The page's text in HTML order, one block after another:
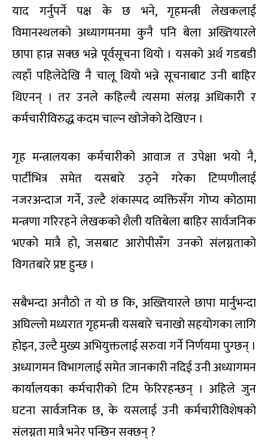
याद गर्नुपर्ने पक्ष के छ भने, गृहमन्त्री लेखकलाई
विमानस्थलको अध्यागमनमा कुनै पनि बेला अख्तियारले
छापा हान्न सक्छ भन्ने पूर्वसूचना थियो । यसको अर्थ गडबडी
त्यहाँ पहिलेदेखि नै चालू थियो भन्ने सूचनाबाट उनी बाहिर
थिएनन् । तर उनले कहिल्यै त्यसमा संलग्न अधिकारी र
कर्मचारीविरुद्ध कदम चाल्न खोजेको देखिएन ।
गृह मन्त्रालयका कर्मचारीको आवाज त उपेक्षा भयो नै,
पार्टीभित्र समेत यसबारे उठ्ने गरेका टिप्पणीलाई
नजरअन्दाज गर्ने, उल्टै शंकास्पद व्यक्तिसँग गोप्य कोठामा
मन्त्रणा गरिरहने लेखकको शैली यतिबेला बाहिर सार्वजनिक
भएको मात्रै हो, जसबाट आरोपीसँग उनको संलग्नताको
विगतबारे प्रष्ट हुन्छ ।
सबैभन्दा अनौठो त यो छ कि, अख्तियारले छापा मार्नुभन्दा
अघिल्लो मध्यरात गृहमन्त्री यसबारे चनाखो सहयोगका लागि
होइन, उल्टै मुख्य अभियुक्तलाई सरुवा गर्ने निर्णयमा पुग्छन् ।
अध्यागमन विभागलाई समेत जानकारी नदिई उनी अध्यागमन
कार्यालयका कर्मचारीको टिम फेरिरहन्छन् । अहिले जुन
घटना सार्वजनिक छ, के यसलाई उनी कर्मचारीविशेषको
संलग्नता मात्रै भनेर पन्छिन सक्छन् ?